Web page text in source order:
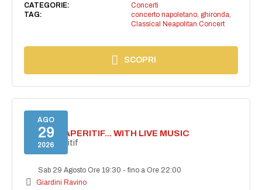
CATEGORIE:
Concerti
TAG:
concerto napoletano, ghironda,
Classical Neapolitan Concert
SCOPRI
AGO
29
2026
SECRET APERITIF... WITH LIVE MUSIC
Secret aperitif
Sab 29 Agosto Ore 19:30 -fino a Ore 22:00
Giardini Ravino